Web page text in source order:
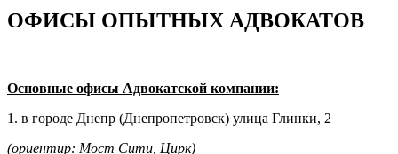
ОФИСЫ ОПЫТНЫХ АДВОКАТОВ
Основные офисы Адвокатской компании:
1. в городе Днепр (Днепропетровск) улица Глинки, 2
(ориентир: Мост Сити, Цирк)